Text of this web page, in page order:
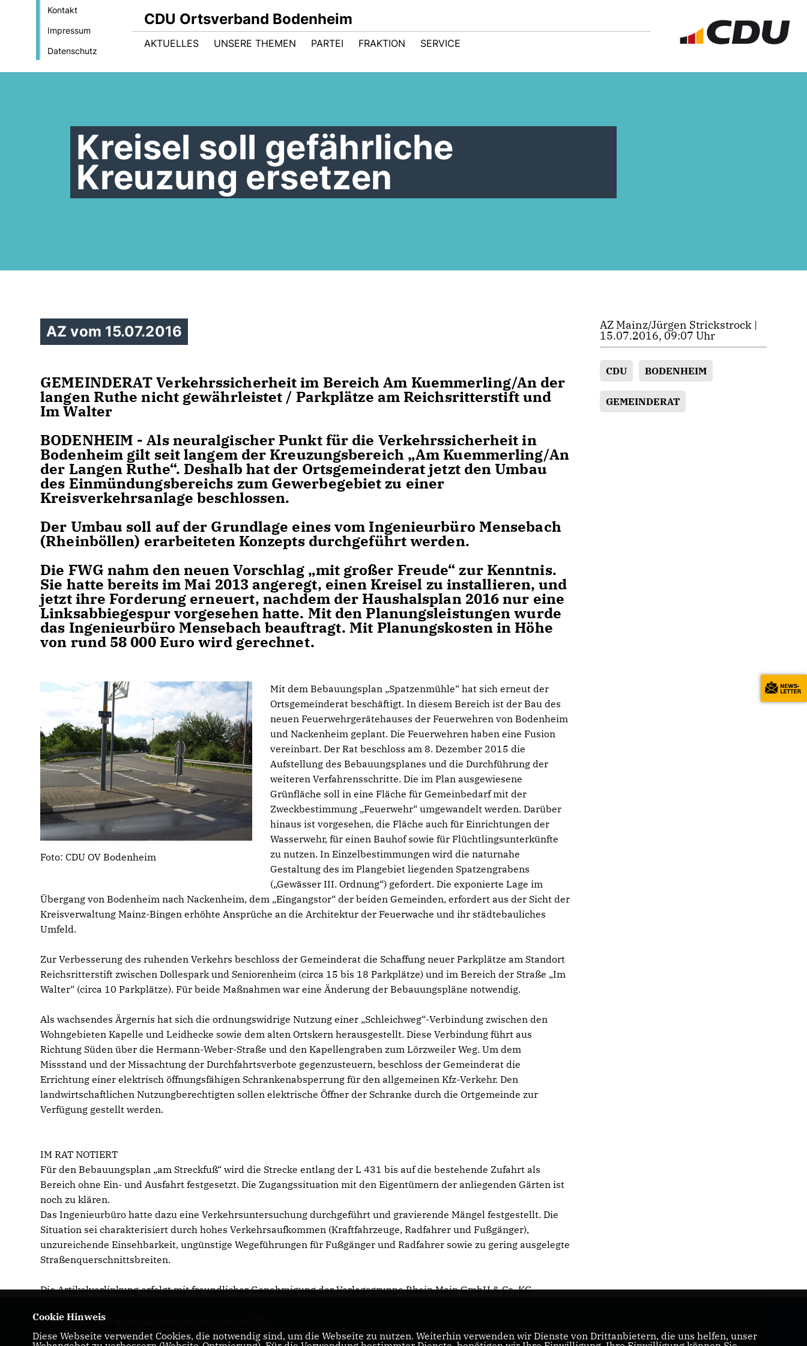
Kontakt
Impressum
Datenschutz
CDU Ortsverband Bodenheim
AKTUELLES UNSERE THEMEN PARTEI FRAKTION SERVICE
Kreisel soll gefährliche
Kreuzung ersetzen
AZ vom 15.07.2016
GEMEINDERAT Verkehrssicherheit im Bereich Am Kuemmerling/An der
langen Ruthe nicht gewährleistet / Parkplätze am Reichsritterstift und
Im Walter
BODENHEIM - Als neuralgischer Punkt für die Verkehrssicherheit in
Bodenheim gilt seit langem der Kreuzungsbereich „Am Kuemmerling/An
der Langen Ruthe“. Deshalb hat der Ortsgemeinderat jetzt den Umbau
des Einmündungsbereichs zum Gewerbegebiet zu einer
Kreisverkehrsanlage beschlossen.
Der Umbau soll auf der Grundlage eines vom Ingenieurbüro Mensebach
(Rheinböllen) erarbeiteten Konzepts durchgeführt werden.
Die FWG nahm den neuen Vorschlag „mit großer Freude“ zur Kenntnis.
Sie hatte bereits im Mai 2013 angeregt, einen Kreisel zu installieren, und
jetzt ihre Forderung erneuert, nachdem der Haushalsplan 2016 nur eine
Linksabbiegespur vorgesehen hatte. Mit den Planungsleistungen wurde
das Ingenieurbüro Mensebach beauftragt. Mit Planungskosten in Höhe
von rund 58 000 Euro wird gerechnet.
Foto: CDU OV Bodenheim
Mit dem Bebauungsplan „Spatzenmühle“ hat sich erneut der
Ortsgemeinderat beschäftigt. In diesem Bereich ist der Bau des
neuen Feuerwehrgerätehauses der Feuerwehren von Bodenheim
und Nackenheim geplant. Die Feuerwehren haben eine Fusion
vereinbart. Der Rat beschloss am 8. Dezember 2015 die
Aufstellung des Bebauungsplanes und die Durchführung der
weiteren Verfahrensschritte. Die im Plan ausgewiesene
Grünfläche soll in eine Fläche für Gemeinbedarf mit der
Zweckbestimmung „Feuerwehr“ umgewandelt werden. Darüber
hinaus ist vorgesehen, die Fläche auch für Einrichtungen der
Wasserwehr, für einen Bauhof sowie für Flüchtlingsunterkünfte
zu nutzen. In Einzelbestimmungen wird die naturnahe
Gestaltung des im Plangebiet liegenden Spatzengrabens
(„Gewässer III. Ordnung“) gefordert. Die exponierte Lage im
Übergang von Bodenheim nach Nackenheim, dem „Eingangstor“ der beiden Gemeinden, erfordert aus der Sicht der
Kreisverwaltung Mainz-Bingen erhöhte Ansprüche an die Architektur der Feuerwache und ihr städtebauliches
Umfeld.
Zur Verbesserung des ruhenden Verkehrs beschloss der Gemeinderat die Schaffung neuer Parkplätze am Standort
Reichsritterstift zwischen Dollespark und Seniorenheim (circa 15 bis 18 Parkplätze) und im Bereich der Straße „Im
Walter“ (circa 10 Parkplätze). Für beide Maßnahmen war eine Änderung der Bebauungspläne notwendig.
Als wachsendes Ärgernis hat sich die ordnungswidrige Nutzung einer „Schleichweg“-Verbindung zwischen den
Wohngebieten Kapelle und Leidhecke sowie dem alten Ortskern herausgestellt. Diese Verbindung führt aus
Richtung Süden über die Hermann-Weber-Straße und den Kapellengraben zum Lörzweiler Weg. Um dem
Missstand und der Missachtung der Durchfahrtsverbote gegenzusteuern, beschloss der Gemeinderat die
Errichtung einer elektrisch öffnungsfähigen Schrankenabsperrung für den allgemeinen Kfz-Verkehr. Den
landwirtschaftlichen Nutzungberechtigten sollen elektrische Öffner der Schranke durch die Ortgemeinde zur
Verfügung gestellt werden.
IM RAT NOTIERT
Für den Bebauungsplan „am Streckfuß“ wird die Strecke entlang der L 431 bis auf die bestehende Zufahrt als
Bereich ohne Ein- und Ausfahrt festgesetzt. Die Zugangssituation mit den Eigentümern der anliegenden Gärten ist
noch zu klären.
Das Ingenieurbüro hatte dazu eine Verkehrsuntersuchung durchgeführt und gravierende Mängel festgestellt. Die
Situation sei charakterisiert durch hohes Verkehrsaufkommen (Kraftfahrzeuge, Radfahrer und Fußgänger),
unzureichende Einsehbarkeit, ungünstige Wegeführungen für Fußgänger und Radfahrer sowie zu gering ausgelegte
Straßenquerschnittsbreiten.
Die Artikelverlinkung erfolgt mit freundlicher Genehmigung der Verlagsgruppe Rhein Main GmbH & Co. KG
AZ Mainz/Jürgen Strickstrock |
15.07.2016, 09:07 Uhr
CDU BODENHEIM
GEMEINDERAT
Hier finden Sie Informationen über den CDU
Ortsverband Bodenheim
CDU Rheinland-Pfalz
Cookie Hinweis
Diese Webseite verwendet Cookies, die notwendig sind, um die Webseite zu nutzen. Weiterhin verwenden wir Dienste von Drittanbietern, die uns helfen, unser